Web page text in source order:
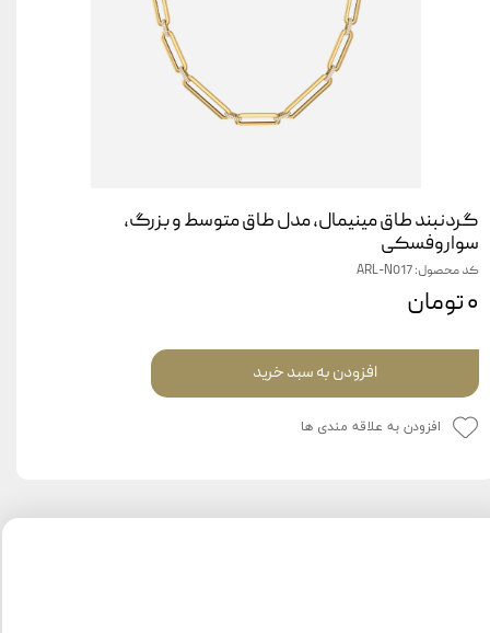
گردنبند طاق مینیمال، مدل طاق متوسط و بزرگ،
سواروفسکی
کد محصول: ARL-N017
۰ تومان
افزودن به سبد خرید
افزودن به علاقه مندی ها